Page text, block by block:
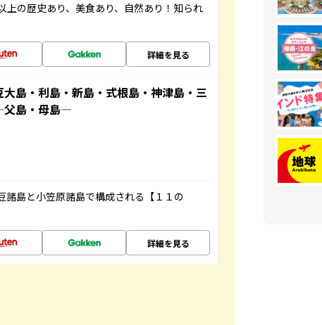
上の歴史あり、美食あり、自然あり！知られ
詳細を見る
・利島・新島・式根島・神津島・三
父島・母島―
諸島と小笠原諸島で構成される【１１の
詳細を見る